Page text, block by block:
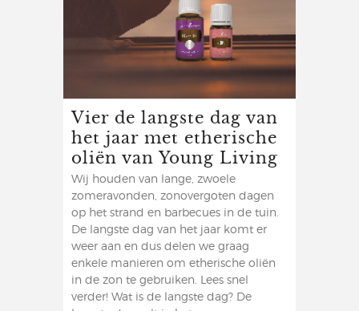
Vier de langste dag van
het jaar met etherische
oliën van Young Living
Wij houden van lange, zwoele
zomeravonden, zonovergoten dagen
op het strand en barbecues in de tuin.
De langste dag van het jaar komt er
weer aan en dus delen we graag
enkele manieren om etherische oliën
in de zon te gebruiken. Lees snel
verder! Wat is de langste dag? De